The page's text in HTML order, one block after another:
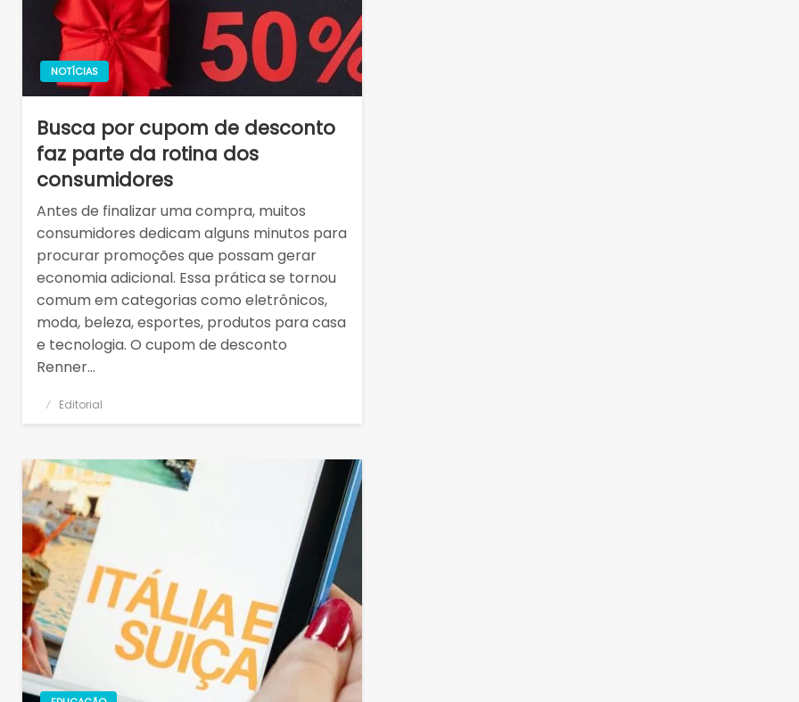
NOTÍCIAS
Busca por cupom de desconto
faz parte da rotina dos
consumidores
Antes de finalizar uma compra, muitos
consumidores dedicam alguns minutos para
procurar promoções que possam gerar
economia adicional. Essa prática se tornou
comum em categorias como eletrônicos,
moda, beleza, esportes, produtos para casa
e tecnologia. O cupom de desconto
Renner…
PostedEditorial